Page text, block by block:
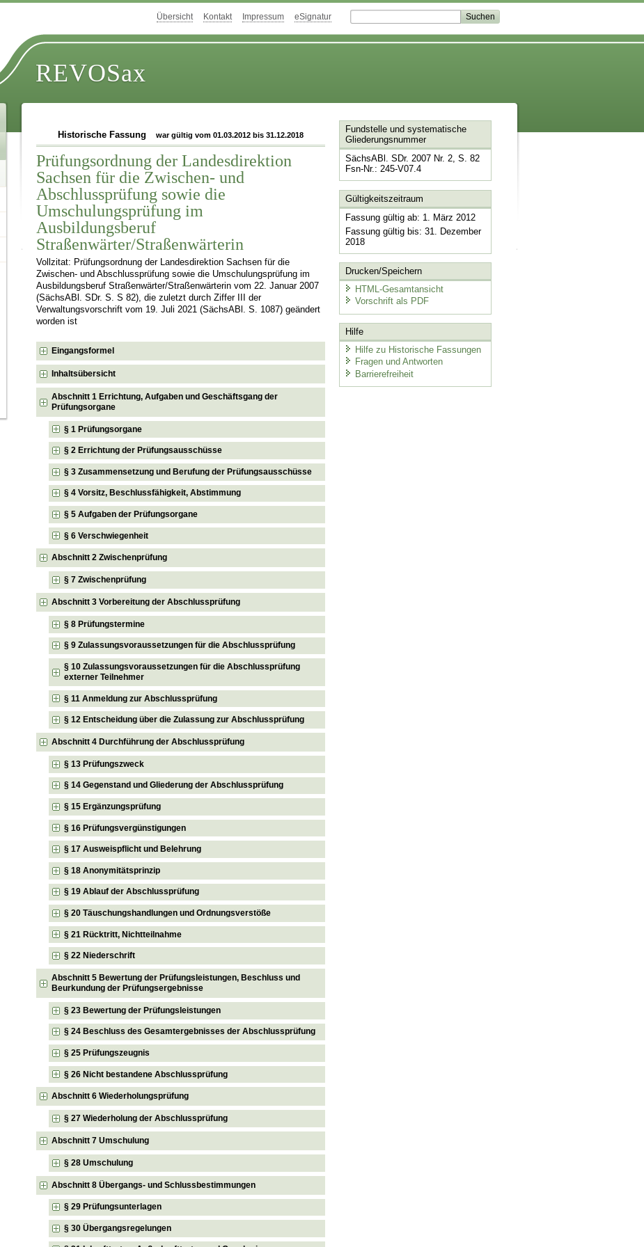
Übersicht Kontakt Impressum eSignatur
REVOSax
Historische Fassung war gültig vom 01.03.2012 bis 31.12.2018
Prüfungsordnung der Landesdirektion
Sachsen für die Zwischen- und
Abschlussprüfung sowie die
Umschulungsprüfung im
Ausbildungsberuf
Straßenwärter/Straßenwärterin
Vollzitat: Prüfungsordnung der Landesdirektion Sachsen für die
Zwischen- und Abschlussprüfung sowie die Umschulungsprüfung im
Ausbildungsberuf Straßenwärter/Straßenwärterin vom 22. Januar 2007
(SächsABl. SDr. S. S 82), die zuletzt durch Ziffer III der
Verwaltungsvorschrift vom 19. Juli 2021 (SächsABl. S. 1087) geändert
worden ist
Eingangsformel
Inhaltsübersicht
Abschnitt 1 Errichtung, Aufgaben und Geschäftsgang der
Prüfungsorgane
§ 1 Prüfungsorgane
§ 2 Errichtung der Prüfungsausschüsse
§ 3 Zusammensetzung und Berufung der Prüfungsausschüsse
§ 4 Vorsitz, Beschlussfähigkeit, Abstimmung
§ 5 Aufgaben der Prüfungsorgane
§ 6 Verschwiegenheit
Abschnitt 2 Zwischenprüfung
§ 7 Zwischenprüfung
Abschnitt 3 Vorbereitung der Abschlussprüfung
§ 8 Prüfungstermine
§ 9 Zulassungsvoraussetzungen für die Abschlussprüfung
§ 10 Zulassungsvoraussetzungen für die Abschlussprüfung
externer Teilnehmer
§ 11 Anmeldung zur Abschlussprüfung
§ 12 Entscheidung über die Zulassung zur Abschlussprüfung
Abschnitt 4 Durchführung der Abschlussprüfung
§ 13 Prüfungszweck
§ 14 Gegenstand und Gliederung der Abschlussprüfung
§ 15 Ergänzungsprüfung
§ 16 Prüfungsvergünstigungen
§ 17 Ausweispflicht und Belehrung
§ 18 Anonymitätsprinzip
§ 19 Ablauf der Abschlussprüfung
§ 20 Täuschungshandlungen und Ordnungsverstöße
§ 21 Rücktritt, Nichtteilnahme
§ 22 Niederschrift
Abschnitt 5 Bewertung der Prüfungsleistungen, Beschluss und
Beurkundung der Prüfungsergebnisse
§ 23 Bewertung der Prüfungsleistungen
§ 24 Beschluss des Gesamtergebnisses der Abschlussprüfung
§ 25 Prüfungszeugnis
§ 26 Nicht bestandene Abschlussprüfung
Abschnitt 6 Wiederholungsprüfung
§ 27 Wiederholung der Abschlussprüfung
Abschnitt 7 Umschulung
§ 28 Umschulung
Abschnitt 8 Übergangs- und Schlussbestimmungen
§ 29 Prüfungsunterlagen
§ 30 Übergangsregelungen
Fundstelle und systematische
Gliederungsnummer
SächsABl. SDr. 2007 Nr. 2, S. 82
Fsn-Nr.: 245-V07.4
Gültigkeitszeitraum
Fassung gültig ab: 1. März 2012
Fassung gültig bis: 31. Dezember
2018
Drucken/Speichern
HTML-Gesamtansicht
Vorschrift als PDF
Hilfe
Hilfe zu Historische Fassungen
Fragen und Antworten
Barrierefreiheit